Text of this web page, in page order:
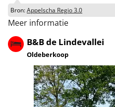
Bron:Appelscha Regio 3.0
Meer informatie
B&B de Lindevallei
Oldeberkoop